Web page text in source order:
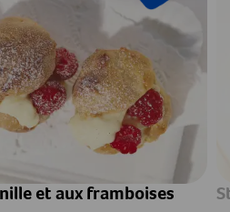
et aux framboises